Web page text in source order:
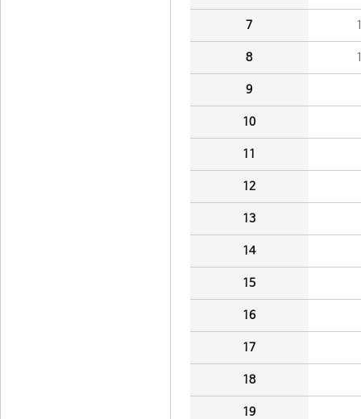
7
8
9
10
11
12
13
14
15
16
17
18
19